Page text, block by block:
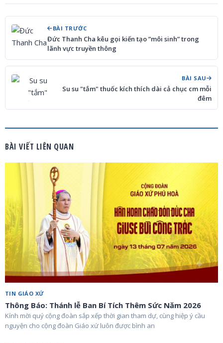
BÀI TRƯỚC
Đức Thanh Cha kêu gọi kiến tạo ”môi sinh” trong
lãnh vực truyền thông
BÀI SAU
Su su "tắm" thuốc kích thích dài cả chục cm mỗi
đêm
BÀI VIẾT LIÊN QUAN
TIN GIÁO XỨ
Thông Báo: Thánh lễ Ban Bí Tích Thêm Sức Năm 2026
Kính mời quý cộng đoàn sắp xếp thời gian tham dự, cùng hiệp ý cầu
nguyện cho cộng đoàn Giáo xứ luôn được bình an